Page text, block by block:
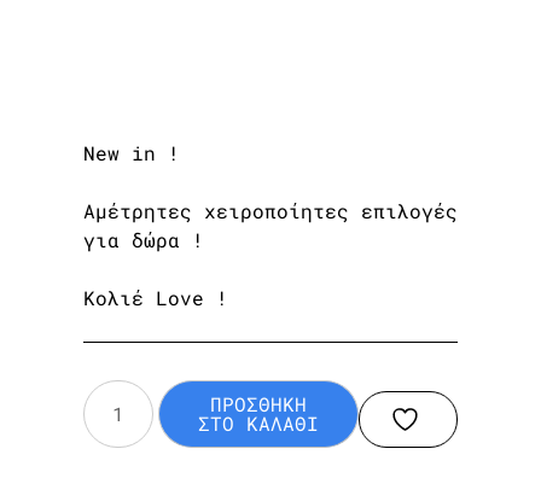
New in !
Αμέτρητες χειροποίητες επιλογές
για δώρα !
Κολιέ Love !
Love
Necklace
ποσότητα
ΠΡΟΣΘΗΚΗ
ΣΤΟ ΚΑΛΑΘΙ